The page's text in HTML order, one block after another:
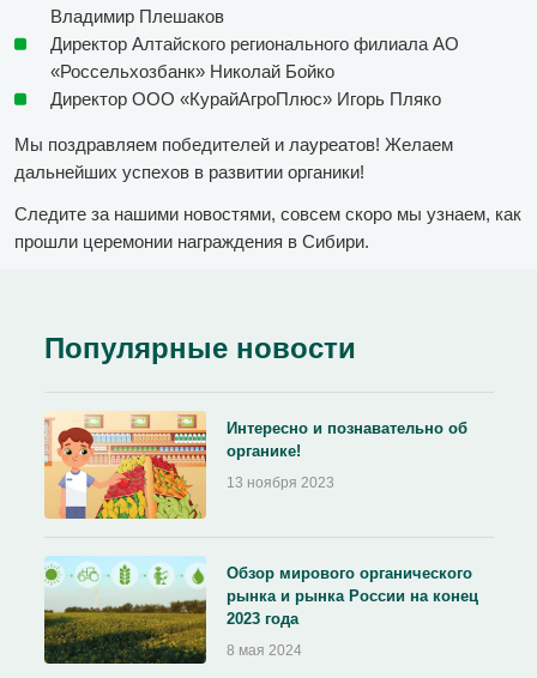
Владимир Плешаков
Директор Алтайского регионального филиала АО
«Россельхозбанк» Николай Бойко
Директор ООО «КурайАгроПлюс» Игорь Пляко
Мы поздравляем победителей и лауреатов! Желаем
дальнейших успехов в развитии органики!
Следите за нашими новостями, совсем скоро мы узнаем, как
прошли церемонии награждения в Сибири.
Популярные новости
Интересно и познавательно об
органике!
13 ноября 2023
Обзор мирового органического
рынка и рынка России на конец
2023 года
8 мая 2024